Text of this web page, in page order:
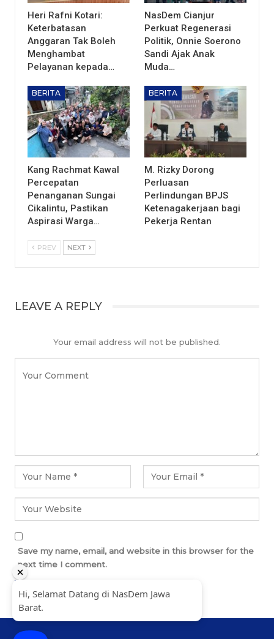
Heri Rafni Kotari:
Keterbatasan
Anggaran Tak Boleh
Menghambat
Pelayanan kepada…
NasDem Cianjur
Perkuat Regenerasi
Politik, Onnie Soerono
Sandi Ajak Anak
Muda…
BERITA
Kang Rachmat Kawal
Percepatan
Penanganan Sungai
Cikalintu, Pastikan
Aspirasi Warga…
BERITA
M. Rizky Dorong
Perluasan
Perlindungan BPJS
Ketenagakerjaan bagi
Pekerja Rentan
PREV NEXT
LEAVE A REPLY
Your email address will not be published.
Save my name, email, and website in this browser for the
next time I comment.